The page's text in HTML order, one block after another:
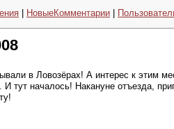
НовыеКомментарии
в Ловозёрах! А интерес к этим
И тут началось! Накануне отъезда,